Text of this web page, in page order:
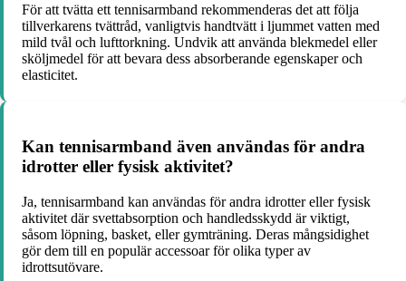
För att tvätta ett tennisarmband rekommenderas det att följa
tillverkarens tvättråd, vanligtvis handtvätt i ljummet vatten med
mild tvål och lufttorkning. Undvik att använda blekmedel eller
sköljmedel för att bevara dess absorberande egenskaper och
elasticitet.
Kan tennisarmband även användas för andra
idrotter eller fysisk aktivitet?
Ja, tennisarmband kan användas för andra idrotter eller fysisk
aktivitet där svettabsorption och handledsskydd är viktigt,
såsom löpning, basket, eller gymträning. Deras mångsidighet
gör dem till en populär accessoar för olika typer av
idrottsutövare.